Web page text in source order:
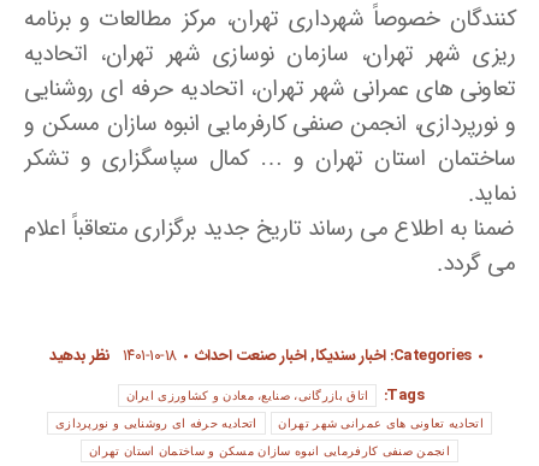
کنندگان خصوصاً شهرداری تهران، مرکز مطالعات و برنامه
ریزی شهر تهران، سازمان نوسازی شهر تهران، اتحادیه
تعاونی های عمرانی شهر تهران، اتحادیه حرفه ای روشنایی
و نورپردازی، انجمن صنفی کارفرمایی انبوه سازان مسکن و
ساختمان استان تهران و … کمال سپاسگزاری و تشکر
نماید.
ضمنا به اطلاع می رساند تاریخ جدید برگزاری متعاقباً اعلام
می گردد.
Categories: اخبار سندیکا,اخبار صنعت احداث ۱۴۰۱-۱۰-۱۸ نظر بدهید
Tags:
اتاق بازرگانی، صنایع، معادن و کشاورزی ایران
اتحادیه تعاونی های عمرانی شهر تهران اتحادیه حرفه ای روشنایی و نورپردازی
انجمن صنفی کارفرمایی انبوه سازان مسکن و ساختمان استان تهران